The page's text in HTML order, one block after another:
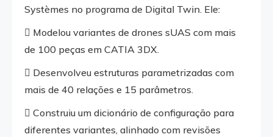
Systèmes no programa de Digital Twin. Ele:
 Modelou variantes de drones sUAS com mais
de 100 peças em CATIA 3DX.
 Desenvolveu estruturas parametrizadas com
mais de 40 relações e 15 parâmetros.
 Construiu um dicionário de configuração para
diferentes variantes, alinhado com revisões